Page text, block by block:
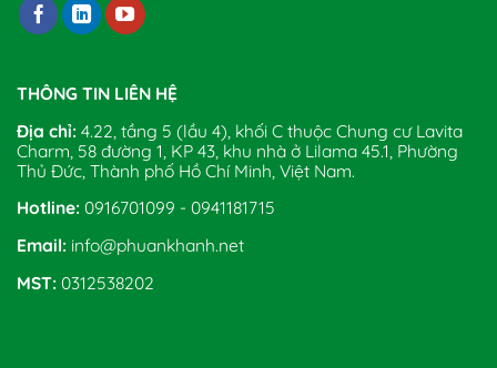
THÔNG TIN LIÊN HỆ
Địa chỉ: 4.22, tầng 5 (lầu 4), khối C thuộc Chung cư Lavita
Charm, 58 đường 1, KP 43, khu nhà ở Lilama 45.1, Phường
Thủ Đức, Thành phố Hồ Chí Minh, Việt Nam.
Hotline: 0916701099 - 0941181715
Email: info@phuankhanh.net
MST: 0312538202